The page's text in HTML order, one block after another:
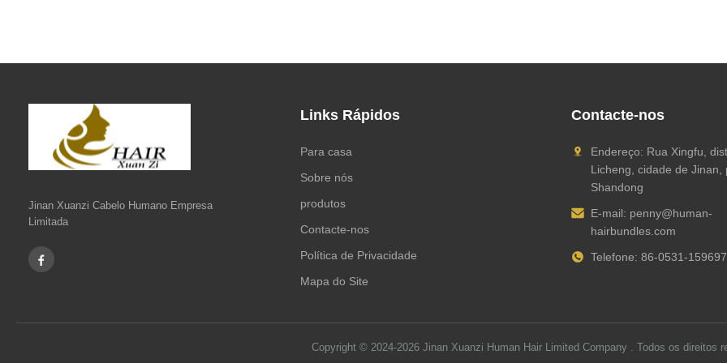
Jinan Xuanzi Cabelo Humano Empresa
Limitada
Links Rápidos
Para casa
Sobre nós
produtos
Contacte-nos
Política de Privacidade
Mapa do Site
Contacte-nos
Endereço: Rua Xingfu,
Licheng, cidade de Jinan,
Shandong
E-mail: penny@human-
hairbundles.com
Telefone: 86-0531-
Copyright © 2024-2026 Jinan Xuanzi Human Hair Limited Company . Todos os direitos